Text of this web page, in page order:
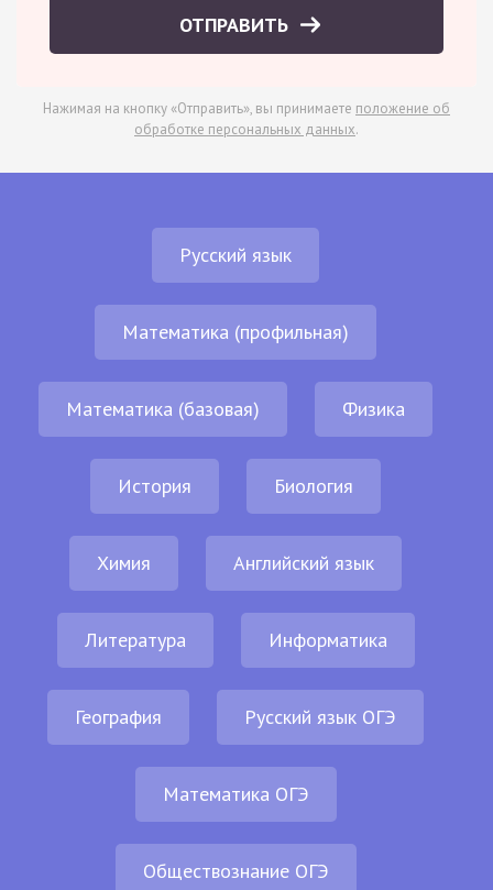
ОТПРАВИТЬ
Нажимая на кнопку «Отправить», вы принимаете положение об
обработке персональных данных.
Русский язык
Математика (профильная)
Математика (базовая) Физика
История Биология
Химия Английский язык
Литература Информатика
География Русский язык ОГЭ
Математика ОГЭ
Обществознание ОГЭ